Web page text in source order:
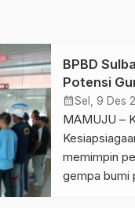
BPBD
Potensi
calendar_monthSel, 9 Des
MAMUJU –
memimpin
gempa bumi